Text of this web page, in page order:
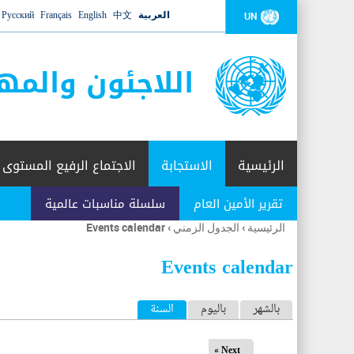
UN العربية 中文
English
Français
Русский
اللاجئون
الرئيسية الاستجابة
تقرير الأمين العام سلسلة مناسبات عالمية
الاجتماع الرفيع المستوى
أنت
هنا
الرئيسية › الجدول الزمني ›
Events calendar
Events calendar
ا بالشهر باليوم السنة (علامة التبويب النشطة)